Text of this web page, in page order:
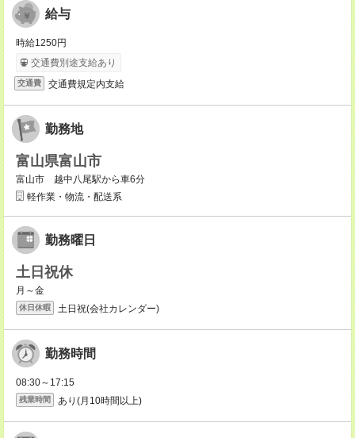
給与
時給1250円
交通費別途支給あり
交通費 交通費規定内支給
勤務地
富山県富山市
富山市 越中八尾駅から車6分
軽作業・物流・配送系
勤務曜日
土日祝休
月～金
休日休暇 土日祝(会社カレンダー)
勤務時間
08:30～17:15
残業時間 あり(月10時間以上)